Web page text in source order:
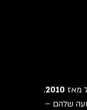
מאז2010
.
שלהם –